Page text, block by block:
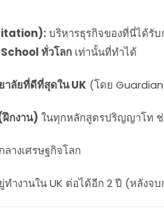
บริหารธุรกิจของที่นี่ได้รั
ทั่วโลก เท่านั้นที่ทำได้
าลัยที่ดีที่สุดใน UK (โดย
กงาน) ในทุกหลักสูตรปริญญาโท ช่
างเศรษฐกิจโลก
ทำงานใน UK ต่อได้อีก 2 ปี (หลังจ